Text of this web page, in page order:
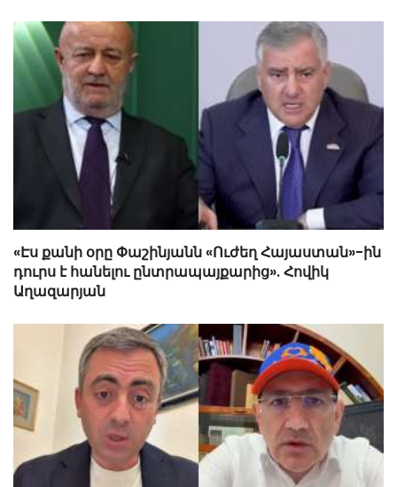
«Էս քանի օրը Փաշինյանն «Ուժեղ Հայաստան»-ին
դուրս է հանելու ընտրապայքարից». Հովիկ
Աղազարյան